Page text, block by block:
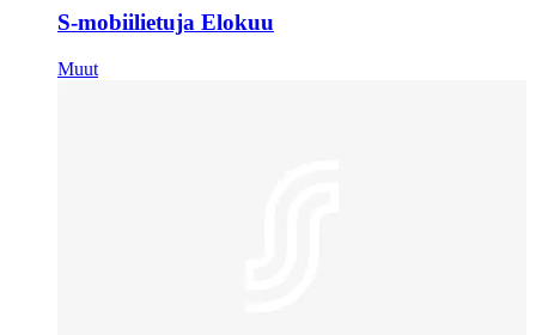
S-mobiilietuja Elokuu
Muut